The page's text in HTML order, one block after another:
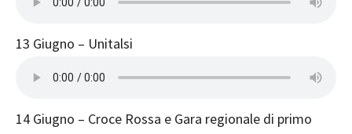
13 Giugno – Unitalsi
14 Giugno – Croce Rossa e Gara regionale di primo